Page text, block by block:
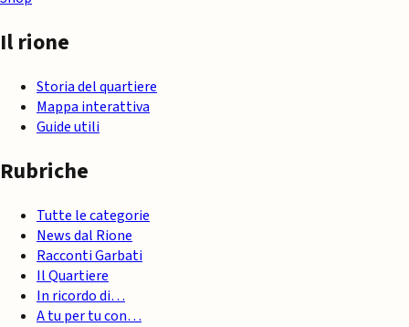
Il rione
Storia del quartiere
Mappa interattiva
Guide utili
Rubriche
Tutte le categorie
News dal Rione
Racconti Garbati
Il Quartiere
In ricordo di…
A tu per tu con…